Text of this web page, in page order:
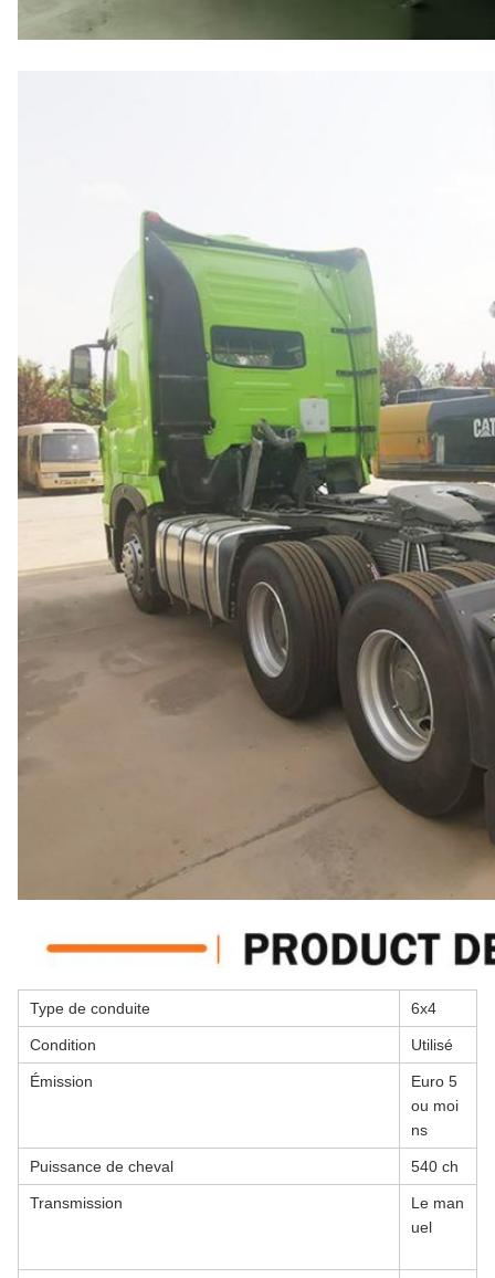
Type de conduite 6x4
Condition Utilisé
Émission
Euro 5
ou moi
ns
Puissance de cheval 540 ch
Transmission
Le man
uel